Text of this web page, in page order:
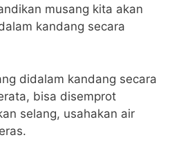
musang kita akan
kandang secara
didalam kandang secara
bisa disemprot
selang, usahakan air